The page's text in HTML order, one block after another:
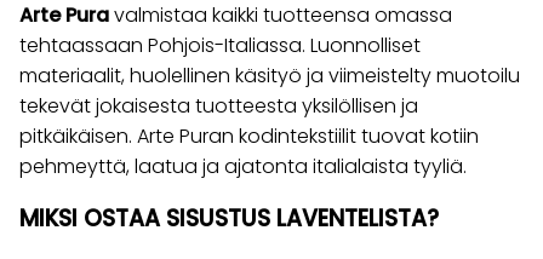
Arte Puravalmistaa kaikki tuotteensa omassa
tehtaassaan Pohjois-Italiassa. Luonnolliset
materiaalit, huolellinen käsityö ja viimeistelty muotoilu
tekevät jokaisesta tuotteesta yksilöllisen ja
pitkäikäisen. Arte Puran kodintekstiilit tuovat kotiin
pehmeyttä, laatua ja ajatonta italialaista tyyliä.
MIKSI OSTAA SISUSTUS LAVENTELISTA?